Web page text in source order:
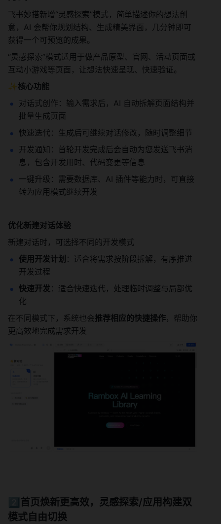
飞书妙搭新增“灵感探索”模式，简单描述你的想法创
意，AI 会帮你规划结构、生成精美界面，几分钟即可
获得一个可预览的成果。
“灵感探索”模式适用于做产品原型、官网、活动页面或
互动小游戏等页面，让想法快速呈现、快速验证。
✨核心功能
对话式创作：输入需求后，AI 自动拆解页面结构并
批量生成页面
快速迭代：生成后可继续对话修改，随时调整细节
开发通知：首轮开发完成后会自动为您发送飞书消
息，包含开发用时、代码变更等信息
一键升级：需要数据库、AI 插件等能力时，可直接
转为应用模式继续开发
优化新建对话体验
新建对话时，可选择不同的开发模式
使用开发计划 ：适合将需求按阶段拆解，有序推进
开发过程
快速开发 ：适合快速迭代，处理临时调整与局部优
化
在不同模式下，系统也会推荐相应的快捷操作，帮助你
更高效地完成需求开发
2️⃣首页焕新更高效，灵感探索/应用构建双
模式自由切换